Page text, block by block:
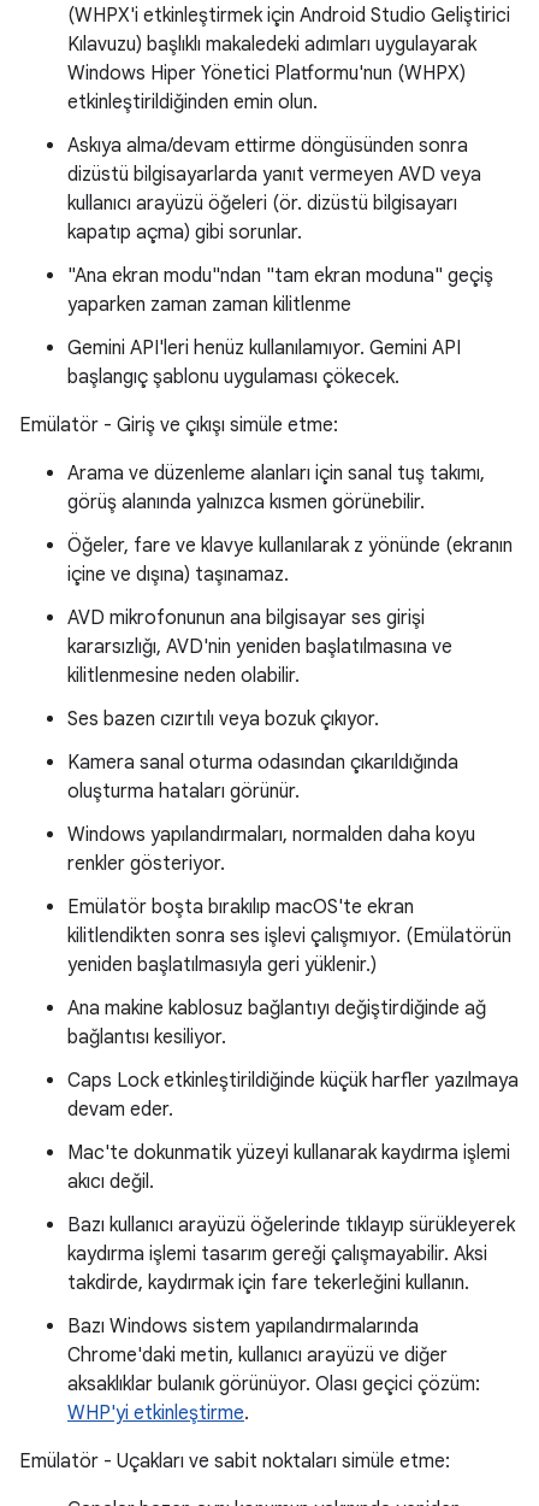
(WHPX'i etkinleştirmek için Android Studio Geliştirici
Kılavuzu) başlıklı makaledeki adımları uygulayarak
Windows Hiper Yönetici Platformu'nun (WHPX)
etkinleştirildiğinden emin olun.
Askıya alma/devam ettirme döngüsünden sonra
dizüstü bilgisayarlarda yanıt vermeyen AVD veya
kullanıcı arayüzü öğeleri (ör. dizüstü bilgisayarı
kapatıp açma) gibi sorunlar.
"Ana ekran modu"ndan "tam ekran moduna" geçiş
yaparken zaman zaman kilitlenme
Gemini API'leri henüz kullanılamıyor. Gemini API
başlangıç şablonu uygulaması çökecek.
Emülatör - Giriş ve çıkışı simüle etme:
Arama ve düzenleme alanları için sanal tuş takımı,
görüş alanında yalnızca kısmen görünebilir.
Öğeler, fare ve klavye kullanılarak z yönünde (ekranın
içine ve dışına) taşınamaz.
AVD mikrofonunun ana bilgisayar ses girişi
kararsızlığı, AVD'nin yeniden başlatılmasına ve
kilitlenmesine neden olabilir.
Ses bazen cızırtılı veya bozuk çıkıyor.
Kamera sanal oturma odasından çıkarıldığında
oluşturma hataları görünür.
Windows yapılandırmaları, normalden daha koyu
renkler gösteriyor.
Emülatör boşta bırakılıp macOS'te ekran
kilitlendikten sonra ses işlevi çalışmıyor. (Emülatörün
yeniden başlatılmasıyla geri yüklenir.)
Ana makine kablosuz bağlantıyı değiştirdiğinde ağ
bağlantısı kesiliyor.
Caps Lock etkinleştirildiğinde küçük harfler yazılmaya
devam eder.
Mac'te dokunmatik yüzeyi kullanarak kaydırma işlemi
akıcı değil.
Bazı kullanıcı arayüzü öğelerinde tıklayıp sürükleyerek
kaydırma işlemi tasarım gereği çalışmayabilir. Aksi
takdirde, kaydırmak için fare tekerleğini kullanın.
Bazı Windows sistem yapılandırmalarında
Chrome'daki metin, kullanıcı arayüzü ve diğer
aksaklıklar bulanık görünüyor. Olası geçici çözüm:
WHP'yi etkinleştirme.
Emülatör - Uçakları ve sabit noktaları simüle etme: